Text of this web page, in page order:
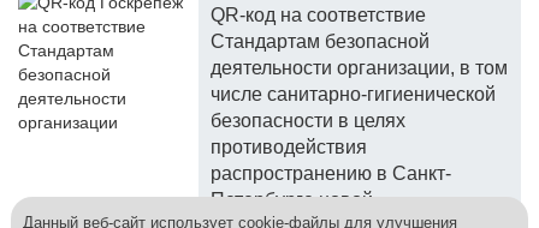
QR-код на соответствие
Стандартам безопасной
деятельности организации, в том
числе санитарно-гигиенической
безопасности в целях
противодействия
распространению в Санкт-
Петербурге новой
Данный веб-сайт использует cookie-файлы для улучшения